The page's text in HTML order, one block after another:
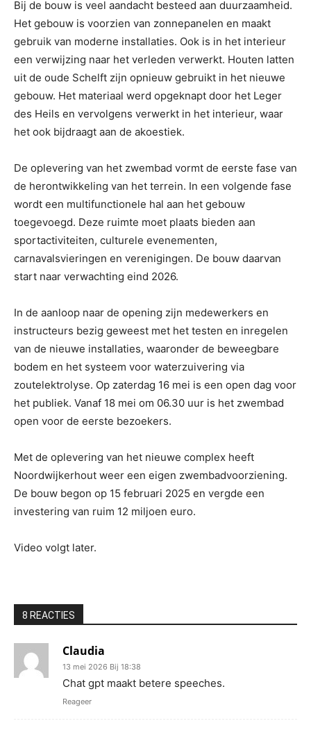
Bij de bouw is veel aandacht besteed aan duurzaamheid.
Het gebouw is voorzien van zonnepanelen en maakt
gebruik van moderne installaties. Ook is in het interieur
een verwijzing naar het verleden verwerkt. Houten latten
uit de oude Schelft zijn opnieuw gebruikt in het nieuwe
gebouw. Het materiaal werd opgeknapt door het Leger
des Heils en vervolgens verwerkt in het interieur, waar
het ook bijdraagt aan de akoestiek.
De oplevering van het zwembad vormt de eerste fase van
de herontwikkeling van het terrein. In een volgende fase
wordt een multifunctionele hal aan het gebouw
toegevoegd. Deze ruimte moet plaats bieden aan
sportactiviteiten, culturele evenementen,
carnavalsvieringen en verenigingen. De bouw daarvan
start naar verwachting eind 2026.
In de aanloop naar de opening zijn medewerkers en
instructeurs bezig geweest met het testen en inregelen
van de nieuwe installaties, waaronder de beweegbare
bodem en het systeem voor waterzuivering via
zoutelektrolyse. Op zaterdag 16 mei is een open dag voor
het publiek. Vanaf 18 mei om 06.30 uur is het zwembad
open voor de eerste bezoekers.
Met de oplevering van het nieuwe complex heeft
Noordwijkerhout weer een eigen zwembadvoorziening.
De bouw begon op 15 februari 2025 en vergde een
investering van ruim 12 miljoen euro.
Video volgt later.
8 REACTIES
Claudia
13 mei 2026 Bij 18:38
Chat gpt maakt betere speeches.
Reageer